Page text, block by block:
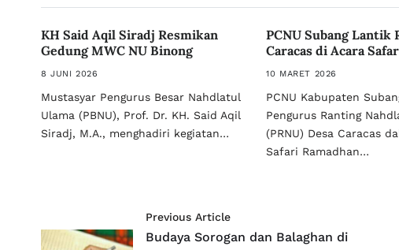
KH Said Aqil Siradj Resmikan
Gedung MWC NU Binong
8 JUNI 2026
Mustasyar Pengurus Besar Nahdlatul
Ulama (PBNU), Prof. Dr. KH. Said Aqil
Siradj, M.A., menghadiri kegiatan…
PCNU Subang Lantik
Caracas di Acara
10 MARET 2026
PCNU Kabupaten
Pengurus Ranting
(PRNU) Desa Caracas
Safari Ramadhan…
Previous Article
Budaya Sorogan dan Balaghan di